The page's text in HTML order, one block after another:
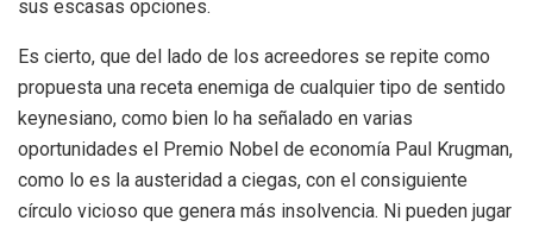
sus escasas opciones.
Es cierto, que del lado de los acreedores se repite como
propuesta una receta enemiga de cualquier tipo de sentido
keynesiano, como bien lo ha señalado en varias
oportunidades el Premio Nobel de economía Paul Krugman,
como lo es la austeridad a ciegas, con el consiguiente
círculo vicioso que genera más insolvencia. Ni pueden jugar